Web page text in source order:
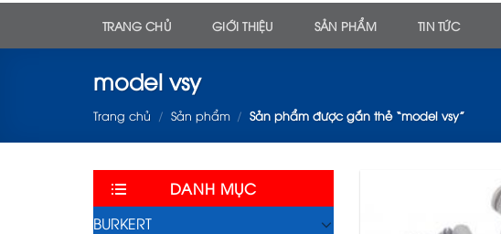
TRANG CHỦ GIỚI THIỆU SẢN PHẨM TIN TỨC
model vsy
Trang chủ / Sản phẩm / Sản phẩm được gắn thẻ “model vsy”
DANH MỤC
BURKERT